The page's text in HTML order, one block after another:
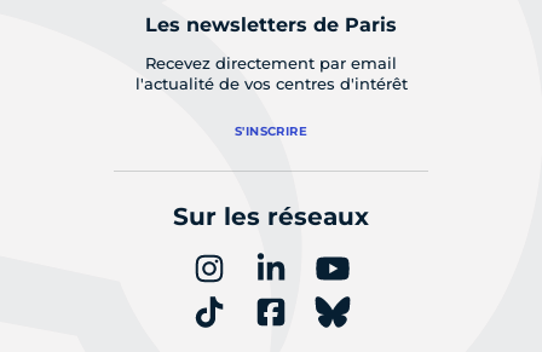
Les newsletters de Paris
Recevez directement par email
l'actualité de vos centres d'intérêt
S'INSCRIRE
Sur les réseaux